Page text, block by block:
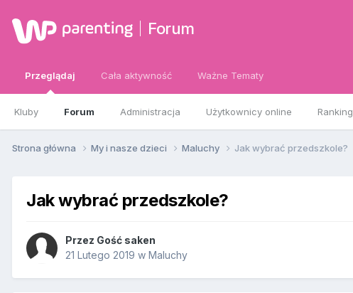
Forum
Przeglądaj
Kluby Forum Administracja Użytkownicy online Ranking
Cała aktywność Ważne Tematy
Strona główna My i nasze dzieci Maluchy Jak wybrać przedszkole?
Jak wybrać przedszkole?
Przez Gość saken
21 Lutego 2019 w Maluchy